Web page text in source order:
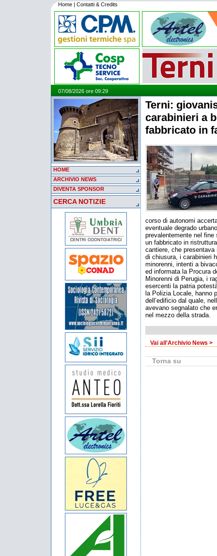
Home | Contatti & Credits
07/08/2026 ore 09:29
HOME
ARCHIVIO NEWS
DIVENTA SPONSOR
CERCA NOTIZIE
Terni:
carabinieri a
fabbricato in
corso di autonomi
eventuale degrado
prevalentemente nel
un fabbricato in
cantiere, che
di chiusura, i carabinieri
minorenni, intenti a
ed informata la Procura
Minorenni di Perugia, i
esercenti la patria
la Polizia Locale, hanno
dell’edificio dal quale,
avevano segnalato che
nel mezzo della strada.
Vai all'Archivio News >
Torna su